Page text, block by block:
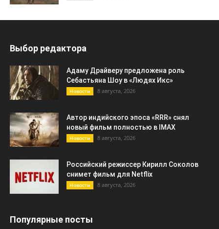
Выбор редактора
Адаму Драйверу предложена роль
Себастьяна Шоу в «Людях Икс»
Новости 8 августа, 2026
Автор индийского эпоса «RRR» снял
новый фильм полностью в IMAX
Новости 8 августа, 2026
Российский режиссер Кирилл Соколов
снимет фильм для Netflix
Новости 8 августа, 2026
Популярные посты